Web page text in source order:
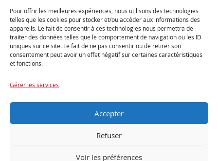
Pour offrir les meilleures expériences, nous utilisons des technologies
telles que les cookies pour stocker et/ou accéder aux informations des
appareils. Le fait de consentir à ces technologies nous permettra de
traiter des données telles que le comportement de navigation ou les ID
uniques sur ce site. Le fait de ne pas consentir ou de retirer son
consentement peut avoir un effet négatif sur certaines caractéristiques
et fonctions.
Gérer les services
Accepter
Refuser
Voir les préférences
Occasions
ABONNEZ-VOUS
Recevez notre newsletter et tenez vous informés de nos dernières offres et